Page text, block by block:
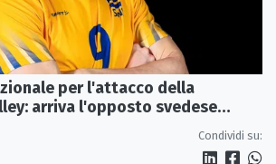
per l'attacco della
arriva l'opposto svedese
Condividi su: